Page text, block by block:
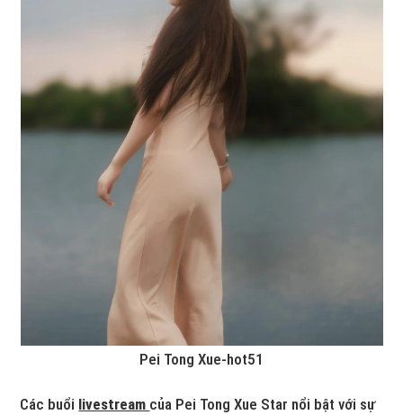
Pei Tong Xue-hot51
Các buổi livestream của Pei Tong Xue Star nổi bật với sự